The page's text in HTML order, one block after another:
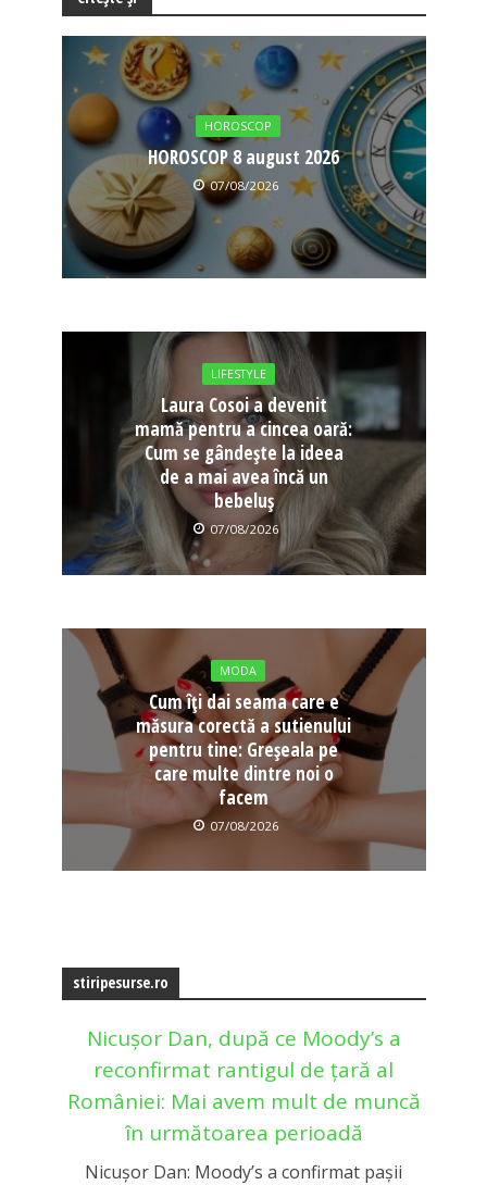
HOROSCOP
HOROSCOP 8 august 2026
07/08/2026
LIFESTYLE
Laura Cosoi a devenit
mamă pentru a cincea oară:
Cum se gândește la ideea
de a mai avea încă un
bebeluș
07/08/2026
MODA
Cum îți dai seama care e
măsura corectă a sutienului
pentru tine: Greșeala pe
care multe dintre noi o
facem
07/08/2026
stiripesurse.ro
Nicușor Dan, după ce Moody’s a
reconfirmat rantigul de țară al
României: Mai avem mult de muncă
în următoarea perioadă
Nicușor Dan: Moody’s a confirmat pașii